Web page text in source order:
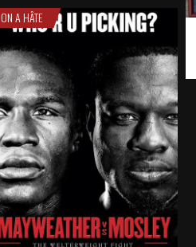
ON A HÂTE